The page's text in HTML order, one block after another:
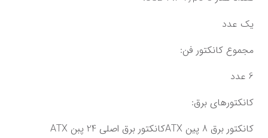
یک عدد
مجموع کانکتور فن:
6 عدد
کانکتورهای برق:
کانکتور برق 8 پین ATXکانکتور برق اصلی 24 پبن ATX